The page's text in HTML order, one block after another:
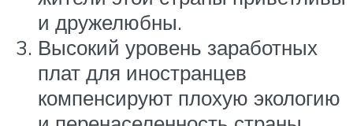
и дружелюбны.
Высокий уровень заработных
плат для иностранцев
компенсируют плохую экологию